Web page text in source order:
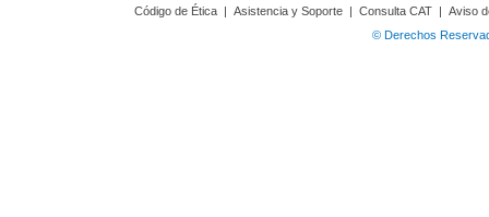
Código de Ética | Asistencia y Soporte | Consulta CAT | Aviso
© Derechos